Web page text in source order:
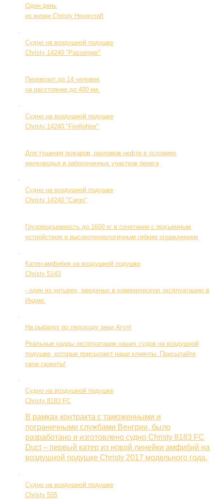
Один день
из жизни Christy Hovercraft
Судно на воздушной подушке
Christy 14240 "Passenger"
Перевозит до 14 человек,
на расстояние до 400 км.
Судно на воздушной подушке
Christy 14240 "Firefighter"
Для тушения пожаров, разливов нефти в условиях
мелководья и заболоченных участков берега
Судно на воздушной подушке
Christy 14240 "Cargo"
Грузоподъемность до 1600 кг в сочетании с подъемным
устройством и высокотехнологичным гибким ограждением
Катер-амфибия на воздушной подушке
Christy 5143
- один из четырех, введеных в коммерческую эксплуатацию в
Индии.
На рыбалку по ледоходу реки Агул!
Реальные кадры эксплуатации наших судов на воздушной
подушке, которые присылают наши клиенты. Присылайте
свои сюжеты!
Судно на воздушной подушке
Christy 8183 FC
В рамках контракта с таможенными и
пограничными службами Венгрии, было
разработано и изготовлено судно Christy 8183 FC
Duct – первый катер из новой линейки амфибий на
воздушной подушке Christy 2017 модельного года.
Судно на воздушной подушке
Christy 555